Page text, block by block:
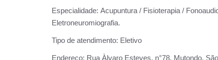
Especialidade: Acupuntura / Fisioterapia /
Eletroneuromiografia.
Tipo de atendimento: Eletivo
Endereço: Rua Àlvaro Esteves, n°78, Mutondo,